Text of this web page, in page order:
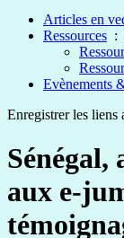
Articles en
Ressources :
Evènements
Enregistrer les liens
aux e-